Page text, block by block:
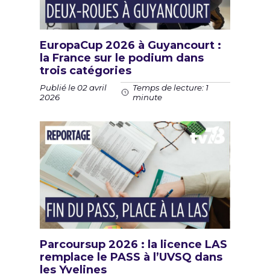
EuropaCup 2026 à Guyancourt :
la France sur le podium dans
trois catégories
Publié le 02 avril
2026
Temps de lecture: 1
minute
Parcoursup 2026 : la licence LAS
remplace le PASS à l’UVSQ dans
les Yvelines